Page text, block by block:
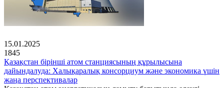
15.01.2025
1845
Қазақстан бірінші атом станциясының құрылысына
дайындалуда: Халықаралық консорциум және экономика үшін
жаңа перспективалар